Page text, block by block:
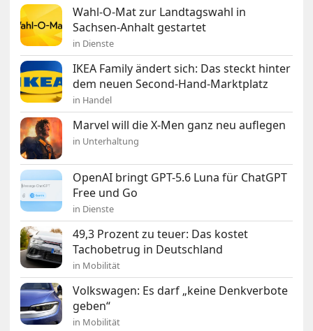
Wahl-O-Mat zur Landtagswahl in
Sachsen-Anhalt gestartet
in Dienste
IKEA Family ändert sich: Das steckt hinter
dem neuen Second-Hand-Marktplatz
in Handel
Marvel will die X-Men ganz neu auflegen
in Unterhaltung
OpenAI bringt GPT-5.6 Luna für ChatGPT
Free und Go
in Dienste
49,3 Prozent zu teuer: Das kostet
Tachobetrug in Deutschland
in Mobilität
Volkswagen: Es darf „keine Denkverbote
geben“
in Mobilität